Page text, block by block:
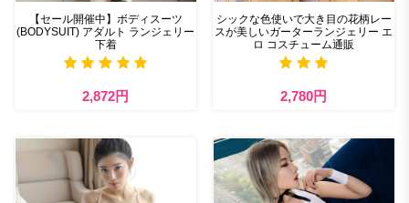
【セール開催中】ボディスーツ
(BODYSUIT) アダルト ランジェリー
下着
2,872円
シックな色使いで大き目の花柄レー
スが美しいガーターランジェリー エ
ロ コスチューム通販​
2,780円